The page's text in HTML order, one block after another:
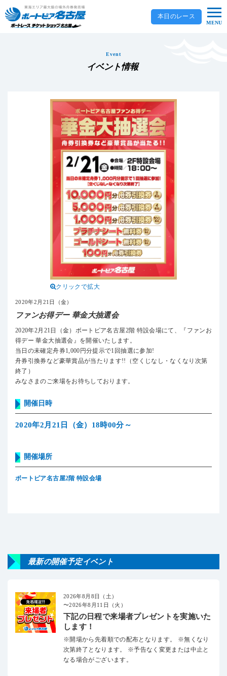
本日のレース
MENU
Event
イベント情報
クリックで拡大
2020年2月21日（金）
ファンお得デー 華金大抽選会
2020年2月21日（金）ボートピア名古屋2階 特設会場にて、『ファンお
得デー 華金大抽選会』を開催いたします。
当日の未確定舟券1,000円分提示で1回抽選に参加!
舟券引換券など豪華賞品が当たります!!（空くじなし・なくなり次第
終了）
みなさまのご来場をお待ちしております。
開催日時
2020年2月21日（金）18時00分～
開催場所
ボートピア名古屋2階 特設会場
最新の開催予定イベント
2026年8月8日（土）
〜2026年8月11日（火）
下記の日程で来場者プレゼントを実施いた
します！
※開場から先着順での配布となります。 ※無くなり
次第終了となります。 ※予告なく変更または中止と
なる場合がございます。